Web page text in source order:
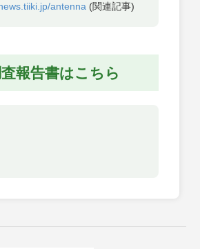
antenna (関連記事)
報告書はこちら